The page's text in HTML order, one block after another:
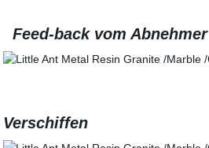
Feed-back vom Abnehmer
Verschiffen